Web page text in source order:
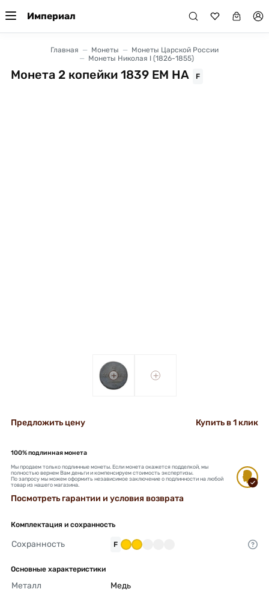
Империал
Главная Монеты
Монеты Царской России
Монеты Николая I (1826-1855)
Монета 2 копейки 1839 ЕМ НА F
+ +
Предложить цену Купить в 1 клик
100% подлинная монета
Мы продаем только подлинные монеты. Если монета окажется подделкой, мы
полностью вернем Вам деньги и компенсируем стоимость экспертизы.
По запросу мы можем оформить независимое заключение о подлинности на любой
товар из нашего магазина.
Посмотреть гарантии и условия возврата
Комплектация и сохранность
Сохранность F
Основные характеристики
Металл
Медь